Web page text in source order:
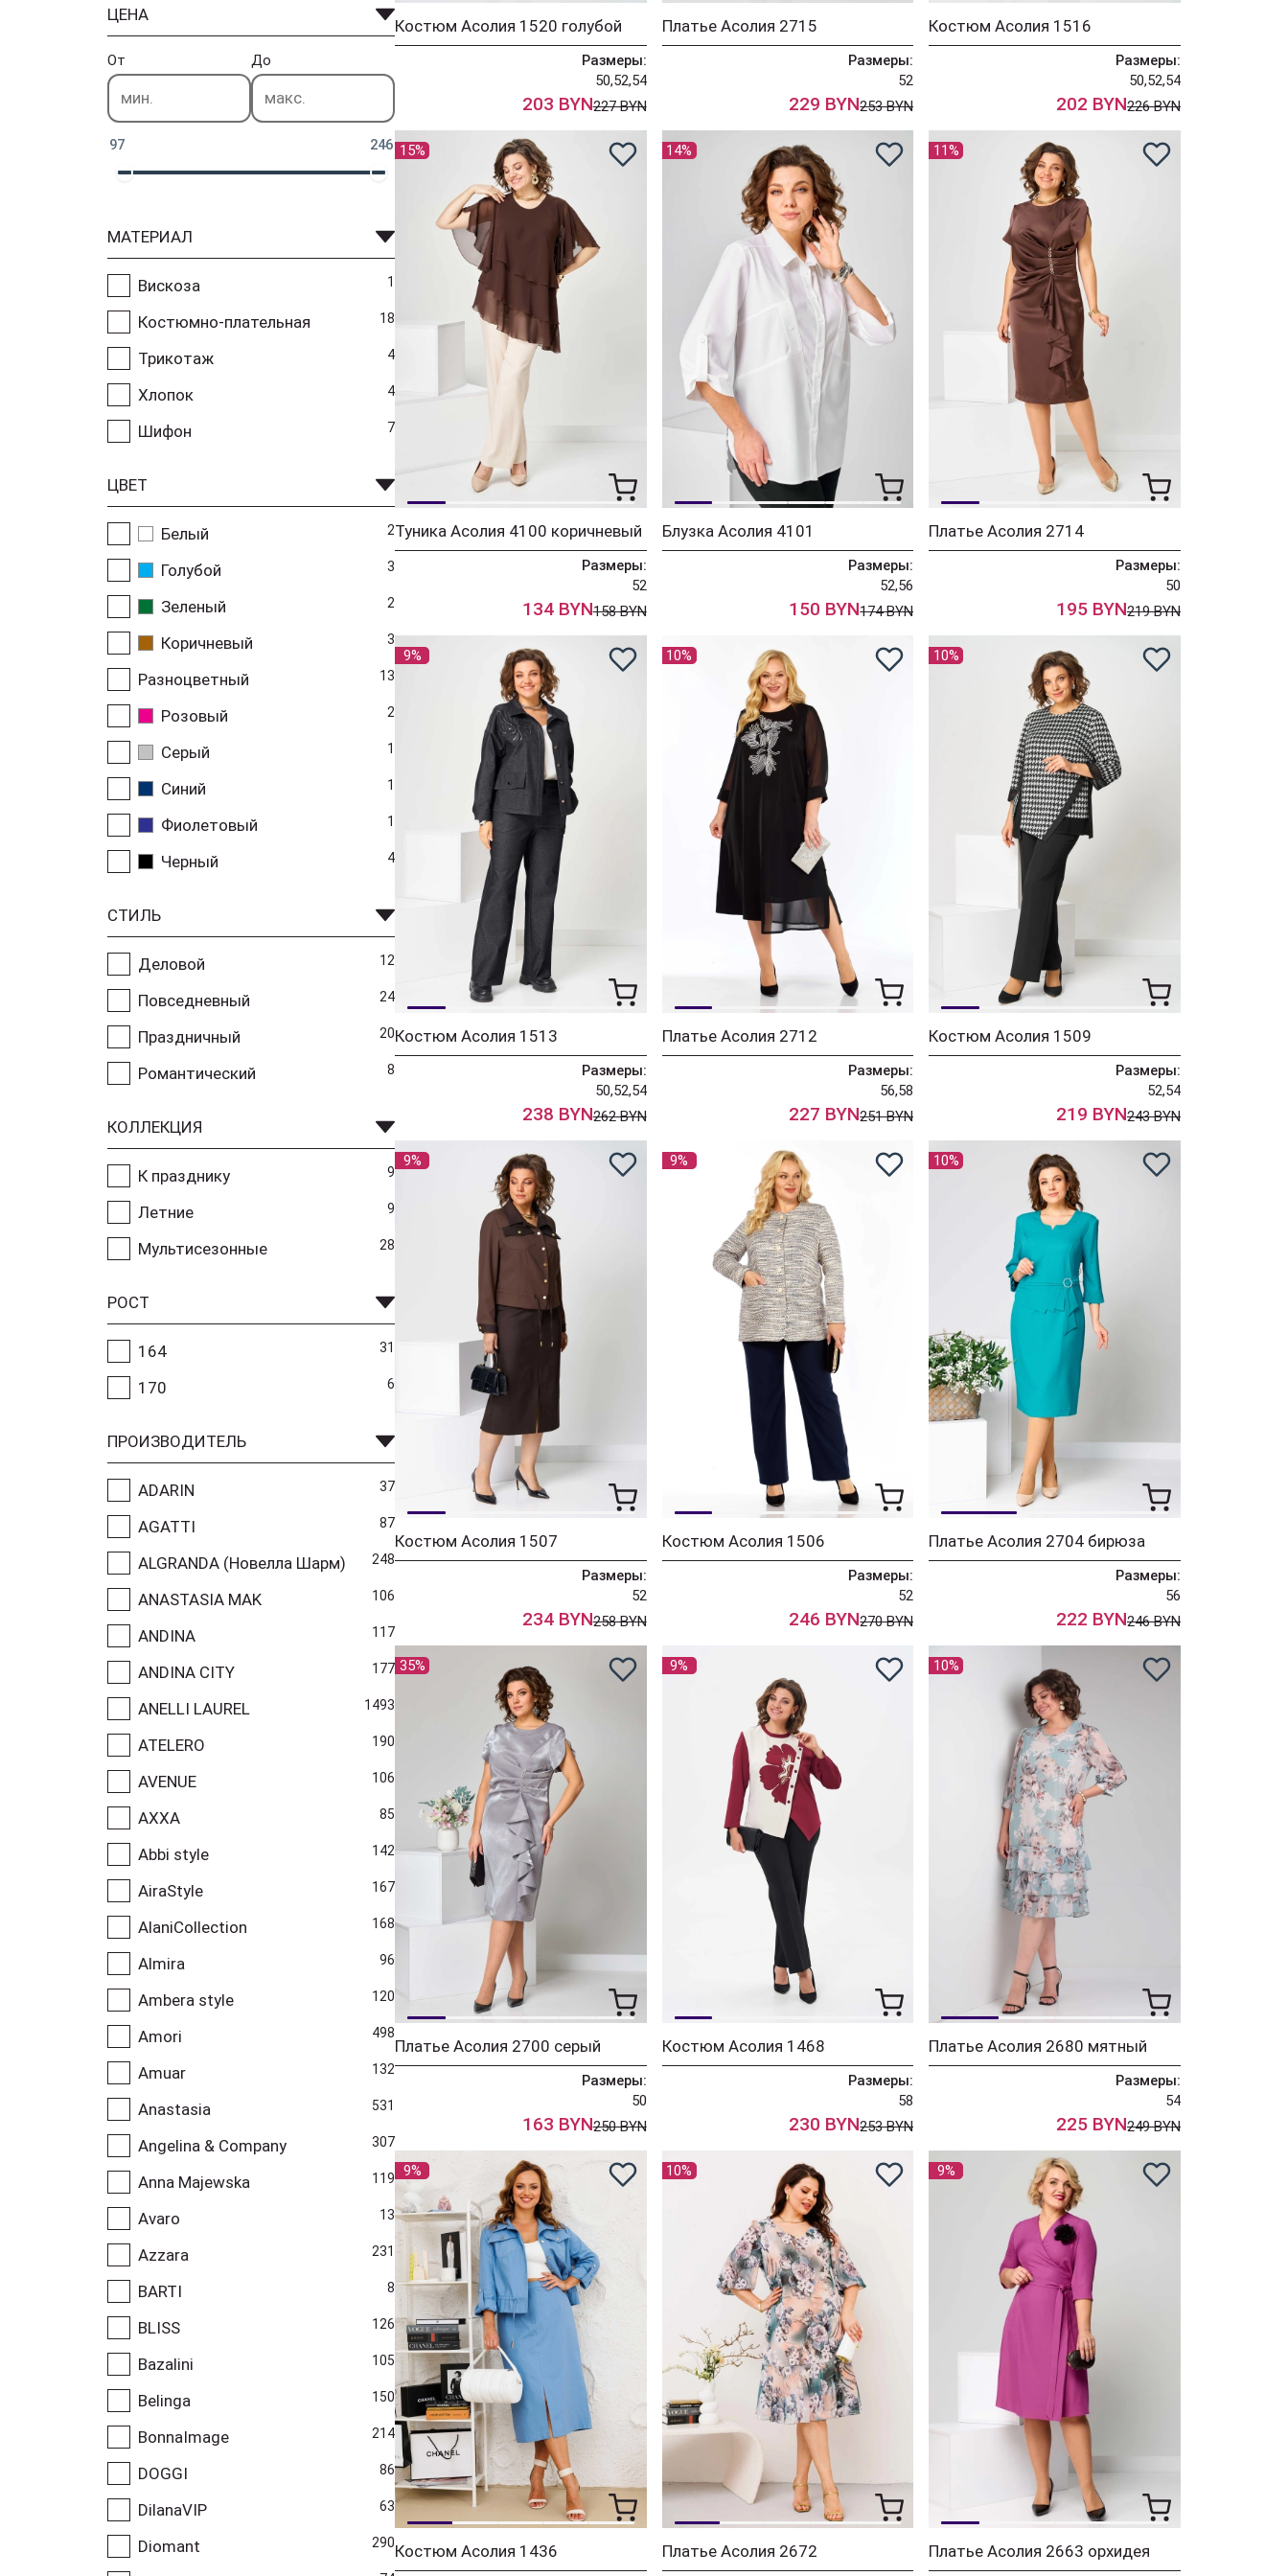
ЦЕНА
От До
97 246
МАТЕРИАЛ
Вискоза 1
Костюмно-плательная 18
Трикотаж 4
Хлопок 4
Шифон 7
ЦВЕТ
Белый 2
Голубой 3
Зеленый 2
Коричневый 3
Разноцветный 13
Розовый 2
Серый 1
Синий 1
Фиолетовый 1
Черный 4
СТИЛЬ
Деловой 12
Повседневный 24
Праздничный 20
Романтический 8
КОЛЛЕКЦИЯ
К празднику 9
Летние 9
Мультисезонные 28
РОСТ
164 31
170 6
ПРОИЗВОДИТЕЛЬ
ADARIN 37
AGATTI 87
ALGRANDA (Новелла Шарм) 248
ANASTASIA MAK 106
ANDINA 117
ANDINA CITY 177
ANELLI LAUREL 1493
ATELERO 190
AVENUE 106
AXXA 85
Abbi style 142
AiraStyle 167
AlaniCollection 168
Almira 96
Ambera style 120
Amori 498
Amuar 132
Anastasia 531
Angelina & Company 307
Anna Majewska 119
Avaro 13
Azzara 231
BARTI 8
BLISS 126
Bazalini 105
Belinga 150
BonnaImage 214
DOGGI 86
DilanaVIP 63
Diomant 290
Костюм Асолия 1520 голубой
Размеры:
50,52,54
203 BYN227 BYN
Платье Асолия 2715
Размеры:
52
229 BYN253 BYN
Костюм Асолия 1516
Размеры:
50,52,54
202 BYN226 BYN
15%
Туника Асолия 4100 коричневый
Размеры:
52
134 BYN158 BYN
14%
Блузка Асолия 4101
Размеры:
52,56
150 BYN174 BYN
11%
Платье Асолия 2714
Размеры:
50
195 BYN219 BYN
9%
Костюм Асолия 1513
Размеры:
50,52,54
238 BYN262 BYN
10%
Платье Асолия 2712
Размеры:
56,58
227 BYN251 BYN
10%
Костюм Асолия 1509
Размеры:
52,54
219 BYN243 BYN
9%
Костюм Асолия 1507
Размеры:
52
234 BYN258 BYN
9%
Костюм Асолия 1506
Размеры:
52
246 BYN270 BYN
10%
Платье Асолия 2704 бирюза
Размеры:
56
222 BYN246 BYN
35%
Платье Асолия 2700 серый
Размеры:
50
163 BYN250 BYN
9%
Костюм Асолия 1468
Размеры:
58
230 BYN253 BYN
10%
Платье Асолия 2680 мятный
Размеры:
54
225 BYN249 BYN
9%
Костюм Асолия 1436
10%
Платье Асолия 2672
9%
Платье Асолия 2663 орхидея